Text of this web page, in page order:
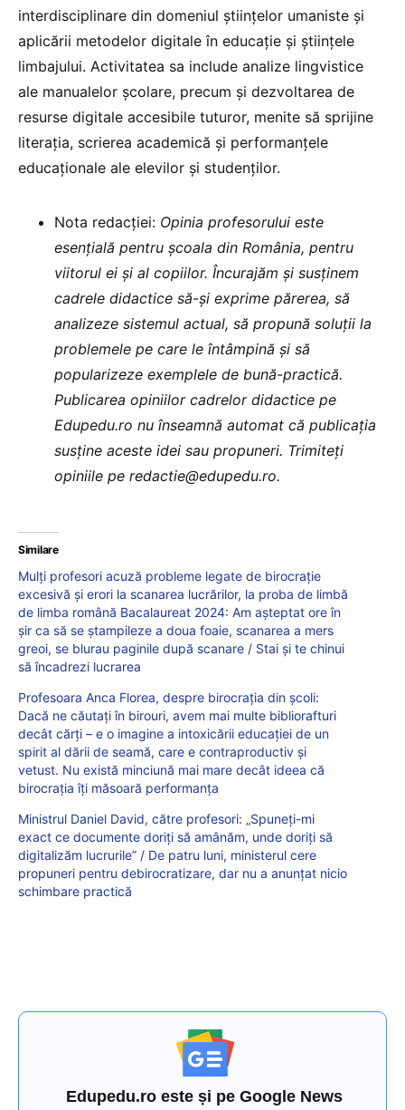
interdisciplinare din domeniul științelor umaniste și
aplicării metodelor digitale în educație și științele
limbajului. Activitatea sa include analize lingvistice
ale manualelor școlare, precum și dezvoltarea de
resurse digitale accesibile tuturor, menite să sprijine
literația, scrierea academică și performanțele
educaționale ale elevilor și studenților.
Nota redacției: Opinia profesorului este
esențială pentru școala din România, pentru
viitorul ei și al copiilor. Încurajăm și susținem
cadrele didactice să-și exprime părerea, să
analizeze sistemul actual, să propună soluții la
problemele pe care le întâmpină și să
popularizeze exemplele de bună-practică.
Publicarea opiniilor cadrelor didactice pe
Edupedu.ro nu înseamnă automat că publicația
susține aceste idei sau propuneri. Trimiteți
opiniile pe redactie@edupedu.ro.
Similare
Mulți profesori acuză probleme legate de birocrație
excesivă și erori la scanarea lucrărilor, la proba de limbă
de limba română Bacalaureat 2024: Am așteptat ore în
șir ca să se ștampileze a doua foaie, scanarea a mers
greoi, se blurau paginile după scanare / Stai și te chinui
să încadrezi lucrarea
Profesoara Anca Florea, despre birocrația din școli:
Dacă ne căutați în birouri, avem mai multe bibliorafturi
decât cărți – e o imagine a intoxicării educației de un
spirit al dării de seamă, care e contraproductiv și
vetust. Nu există minciună mai mare decât ideea că
birocrația îți măsoară performanța
Ministrul Daniel David, către profesori: „Spuneți-mi
exact ce documente doriți să amânăm, unde doriți să
digitalizăm lucrurile” / De patru luni, ministerul cere
propuneri pentru debirocratizare, dar nu a anunțat nicio
schimbare practică
Edupedu.ro este și pe Google News